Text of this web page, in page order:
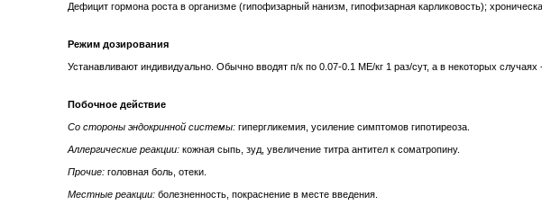
Дефицит гормона роста в организме (гипофизарный нанизм, гипофизарная карликовость);
Режим дозирования
Устанавливают индивидуально. Обычно вводят п/к по 0.07-0.1 МЕ/кг 1 раз/сут, а в некоторых случаях
Побочное действие
Со стороны эндокринной системы: гипергликемия, усиление симптомов гипотиреоза.
Аллергические реакции: кожная сыпь, зуд, увеличение титра антител к соматропину.
Прочие: головная боль, отеки.
Местные реакции: болезненность, покраснение в месте введения.